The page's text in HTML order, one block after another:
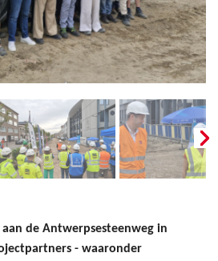
de Antwerpsesteenweg in
- waaronder